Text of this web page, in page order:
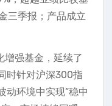
三季报；产品成立
增强基金，延续了
时针对沪深300指
动环境中实现“稳中